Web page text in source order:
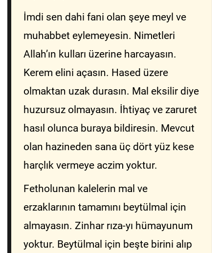
İmdi sen dahi fani olan şeye meyl ve
muhabbet eylemeyesin. Nimetleri
Allah’ın kulları üzerine harcayasın.
Kerem elini açasın. Hased üzere
olmaktan uzak durasın. Mal eksilir diye
huzursuz olmayasın. İhtiyaç ve zaruret
hasıl olunca buraya bildiresin. Mevcut
olan hazineden sana üç dört yüz kese
harçlık vermeye aczim yoktur.
Fetholunan kalelerin mal ve
erzaklarının tamamını beytülmal için
almayasın. Zinhar rıza-yı hümayunum
yoktur. Beytülmal için beşte birini alıp